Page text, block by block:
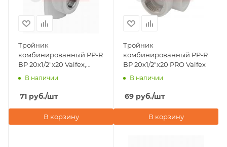
Тройник
комбинированный PP-R
ВР 20х1/2"х20 Valfex,
серый
В наличии
71 руб./шт
В корзину
Тройник
комбинированный PP-R
ВР 20х1/2"х20 PRO Valfex
В наличии
69 руб./шт
В корзину